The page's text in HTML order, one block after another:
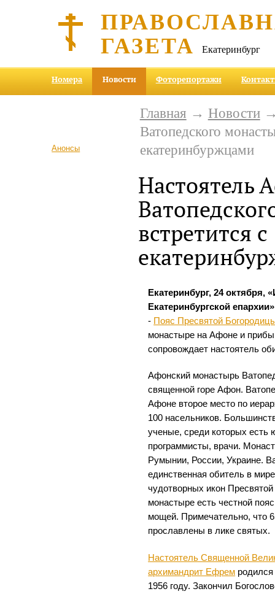
ГАЗЕТА Екатеринбург
Номера Новости Фоторепортажи
Анонсы
Главная → Новости→
Ватопедского
екатеринбуржцами
Настоятель
встретится с
Екатеринбург, 24 октября,
Екатеринбургской
- Пояс Пресвятой
монастыре на Афоне и
сопровождает настоятель
Афонский монастырь
священной горе Афон.
Афоне второе место по
100 насельников.
ученые, среди которых есть
программисты, врачи.
Румынии, России, Украине.
единственная обитель в
чудотворных икон
монастыре есть честной
мощей. Примечательно, что
прославлены в лике святых.
Настоятель Священной
архимандрит Ефрем родился
1956 году. Закончил